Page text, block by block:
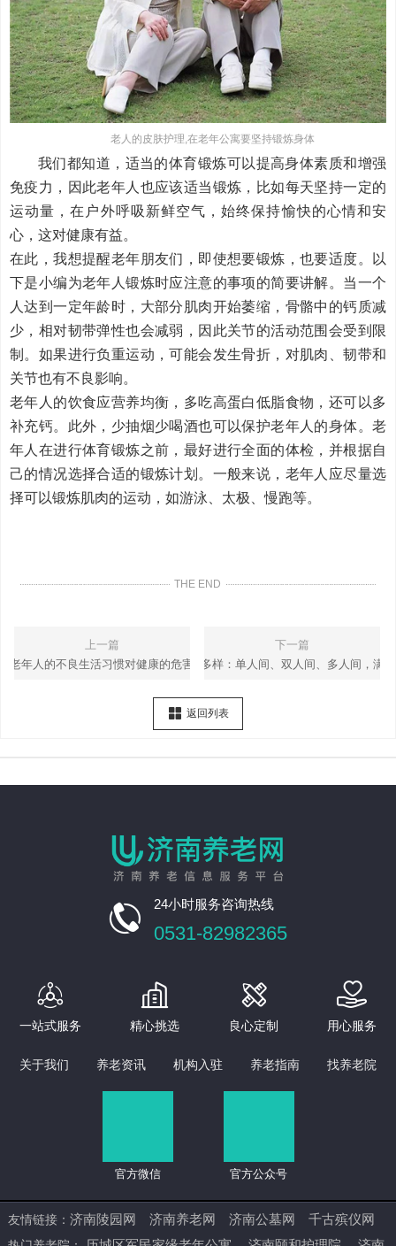
老人的皮肤护理,在老年公寓要坚持锻炼身体
我们都知道，适当的体育锻炼可以提高身体素质和增强
免疫力，因此老年人也应该适当锻炼，比如每天坚持一定的
运动量，在户外呼吸新鲜空气，始终保持愉快的心情和安
心，这对健康有益。
在此，我想提醒老年朋友们，即使想要锻炼，也要适度。以
下是小编为老年人锻炼时应注意的事项的简要讲解。当一个
人达到一定年龄时，大部分肌肉开始萎缩，骨骼中的钙质减
少，相对韧带弹性也会减弱，因此关节的活动范围会受到限
制。如果进行负重运动，可能会发生骨折，对肌肉、韧带和
关节也有不良影响。
老年人的饮食应营养均衡，多吃高蛋白低脂食物，还可以多
补充钙。此外，少抽烟少喝酒也可以保护老年人的身体。老
年人在进行体育锻炼之前，最好进行全面的体检，并根据自
己的情况选择合适的锻炼计划。一般来说，老年人应尽量选
择可以锻炼肌肉的运动，如游泳、太极、慢跑等。
THE END
上一篇
老年人的不良生活习惯对健康的危害
下一篇
养老院房型多样：单人间、双人间、多人间，满
返回列表
 24小时服务咨询热线
0531-82982365

一站式服务

精心挑选

良心定制

用心服务
关于我们 养老资讯 机构入驻 养老指南 找养老院
官方微信 官方公众号
友情链接： 济南陵园网 济南养老网 济南公墓网 千古殡仪网